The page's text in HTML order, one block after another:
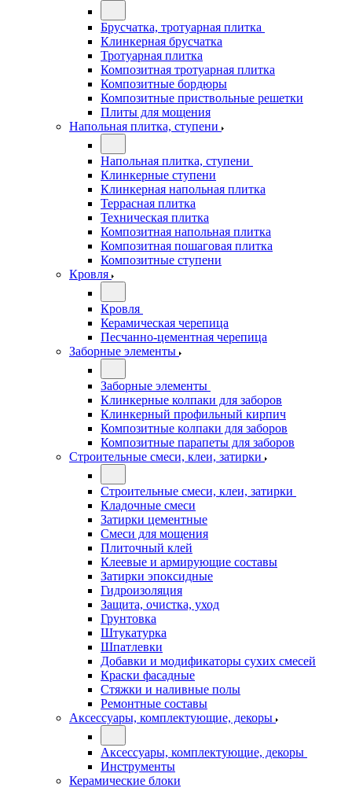
Брусчатка, тротуарная плитка
Клинкерная брусчатка
Тротуарная плитка
Композитная тротуарная плитка
Композитные бордюры
Композитные приствольные решетки
Плиты для мощения
Напольная плитка, ступени
Напольная плитка, ступени
Клинкерные ступени
Клинкерная напольная плитка
Террасная плитка
Техническая плитка
Композитная напольная плитка
Композитная пошаговая плитка
Композитные ступени
Кровля
Кровля
Керамическая черепица
Песчанно-цементная черепица
Заборные элементы
Заборные элементы
Клинкерные колпаки для заборов
Клинкерный профильный кирпич
Композитные колпаки для заборов
Композитные парапеты для заборов
Строительные смеси, клеи, затирки
Строительные смеси, клеи, затирки
Кладочные смеси
Затирки цементные
Смеси для мощения
Плиточный клей
Клеевые и армирующие составы
Затирки эпоксидные
Гидроизоляция
Защита, очистка, уход
Грунтовка
Штукатурка
Шпатлевки
Добавки и модификаторы сухих смесей
Краски фасадные
Стяжки и наливные полы
Ремонтные составы
Аксессуары, комплектующие, декоры
Аксессуары, комплектующие, декоры
Инструменты
Керамические блоки